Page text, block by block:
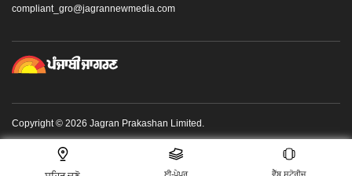
ਈ-ਪੇਪਰ ਵੈੱਬ ਸਟੋਰੀਜ਼
compliant_gro@jagrannewmedia.com
Copyright © 2026 Jagran Prakashan Limited.